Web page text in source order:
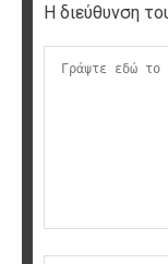
Η διεύθυνση